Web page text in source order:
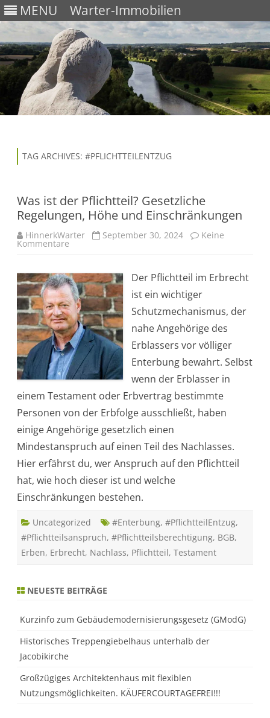
MENU Warter-Immobilien
TAG ARCHIVES: #PFLICHTTEILENTZUG
Was ist der Pflichtteil? Gesetzliche
Regelungen, Höhe und Einschränkungen
HinnerkWarter September 30, 2024 Keine
Kommentare
s
i
s
t
d
e
r
P
f
l
i
c
h
t
i
?
e
s
e
z
i
e
e
e
g
,
H
h
d
E
i
n
Der Pflichtteil im Erbrecht
ist ein wichtiger
Schutzmechanismus, der
nahe Angehörige des
Erblassers vor völliger
Enterbung bewahrt. Selbst
wenn der Erblasser in
einem Testament oder Erbvertrag bestimmte
Personen von der Erbfolge ausschließt, haben
einige Angehörige gesetzlich einen
Mindestanspruch auf einen Teil des Nachlasses.
Hier erfährst du, wer Anspruch auf den Pflichtteil
hat, wie hoch dieser ist und welche
Einschränkungen bestehen.
Uncategorized #Enterbung, #PflichtteilEntzug,
#Pflichtteilsanspruch, #Pflichtteilsberechtigung, BGB,
Erben, Erbrecht, Nachlass, Pflichtteil, Testament
NEUESTE BEITRÄGE
Kurzinfo zum Gebäudemodernisierungsgesetz (GModG)
Historisches Treppengiebelhaus unterhalb der
Jacobikirche
Großzügiges Architektenhaus mit flexiblen
Nutzungsmöglichkeiten. KÄUFERCOURTAGEFREI!!!